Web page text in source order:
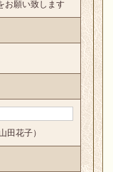
お願い致します
田花子）